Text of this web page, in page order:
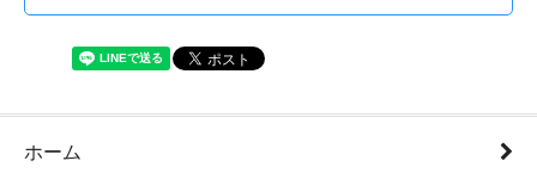
ホーム